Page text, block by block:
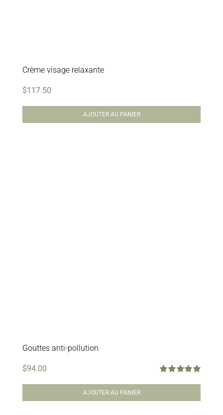
Crème visage relaxante
$117.50
AJOUTER AU PANIER
Gouttes anti-pollution
$94.00
AJOUTER AU PANIER